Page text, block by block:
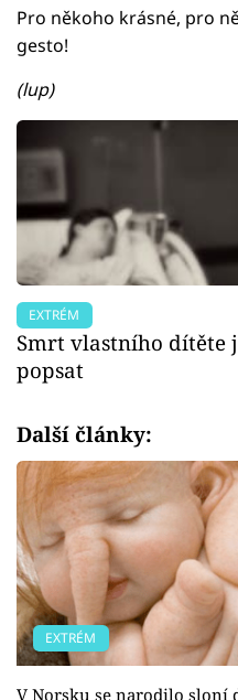
Pro někoho krásné, pro
gesto!
(lup)
EXTRÉM
Smrt vlastního dítěte
popsat
Další články:
EXTRÉM
V Norsku se narodilo sloní